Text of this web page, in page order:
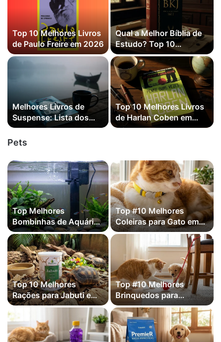
Top 10 Melhores Livros
de Paulo Freire em 2026
Qual a Melhor Bíblia de
Estudo? Top 10
Melhores em 2026
(King James, Genebra
ARA e mais)
Melhores Livros de
Suspense: Lista dos
Mais Vendidos em
2026 (Agatha Christie,
Top 10 Melhores Livros
de Harlan Coben em
2026 (Tell No One, Deal
Pets
Top Melhores
Bombinhas de Aquário
em 2026
Top #10 Melhores
Coleiras para Gato em
2026
Top 10 Melhores
Rações para Jabuti em
2026
Top #10 Melhores
Brinquedos para
Cachorros que Ficam
Sozinhos